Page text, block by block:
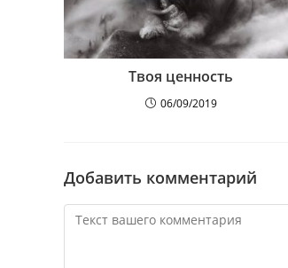
Твоя ценность
06/09/2019
Добавить комментарий